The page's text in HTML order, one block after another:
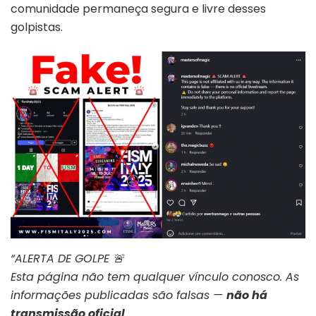
comunidade permaneça segura e livre desses
golpistas.
“ALERTA DE GOLPE 🚨
Esta página não tem qualquer vínculo conosco. As
informações publicadas são falsas — não há